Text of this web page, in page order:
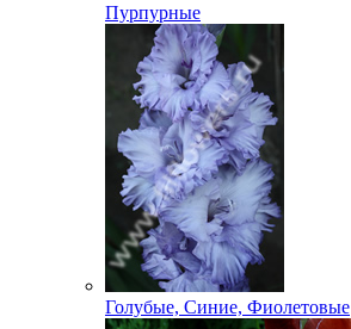
Пурпурные
Голубые, Синие, Фиолетовые